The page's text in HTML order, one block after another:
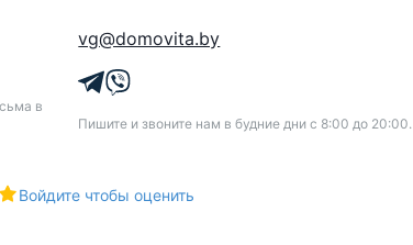
в
vg@domovita.by
Пишите и звоните нам в будние дни с 8:00 до 20:00.
Войдите чтобы оценить